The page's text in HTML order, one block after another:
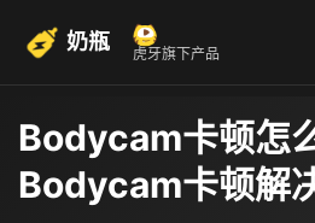
奶瓶 虎牙旗下产品
Bodycam卡顿怎
Bodycam卡顿解